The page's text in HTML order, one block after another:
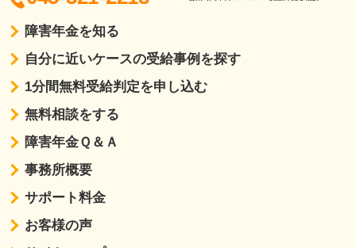
障害年金を知る
自分に近いケースの受給事例を探す
1分間無料受給判定を申し込む
無料相談をする
障害年金Ｑ＆Ａ
事務所概要
サポート料金
お客様の声